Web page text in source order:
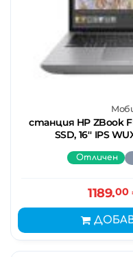
станция HP ZBook
SSD, 16'' IPS
Отличен
1189.00